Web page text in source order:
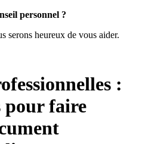
personnel ?
serons heureux de vous aider.
:
pour faire